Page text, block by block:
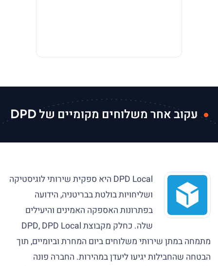
עקוב אחר משלוחים מקומיים של DPD
DPD Local היא ספקית שירותי לוגיסטיקה
ושליחויות בולטת בבריטניה, הידועה
בפתרונות האספקה האמינים והיעילים
שלה. כחלק מקבוצת DPD, DPD Local
מתמחה במתן שירותי משלוחים ביום המחרת וביומיים, תוך
הבטחה שהחבילות יגיעו ליעדן במהירות. החברה פונה